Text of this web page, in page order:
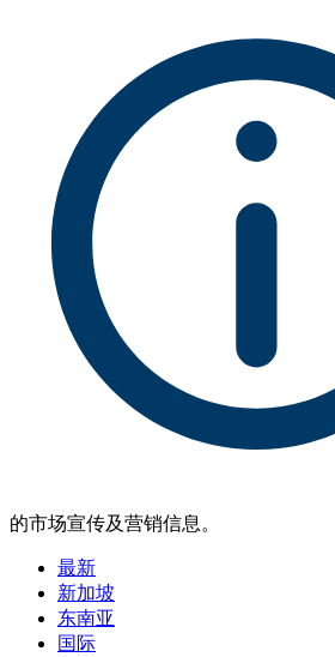
的市场宣传及营销信息。
最新
新加坡
东南亚
国际